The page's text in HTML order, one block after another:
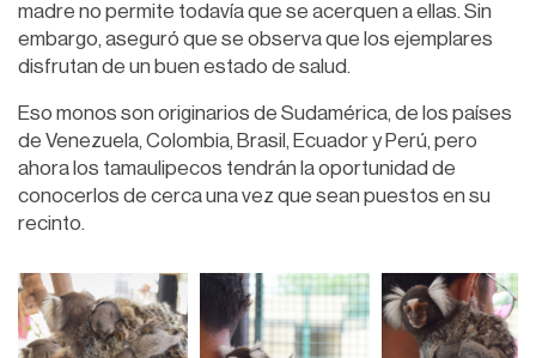
madre no permite todavía que se acerquen a ellas. Sin
embargo, aseguró que se observa que los ejemplares
disfrutan de un buen estado de salud.
Eso monos son originarios de Sudamérica, de los países
de Venezuela, Colombia, Brasil, Ecuador y Perú, pero
ahora los tamaulipecos tendrán la oportunidad de
conocerlos de cerca una vez que sean puestos en su
recinto.